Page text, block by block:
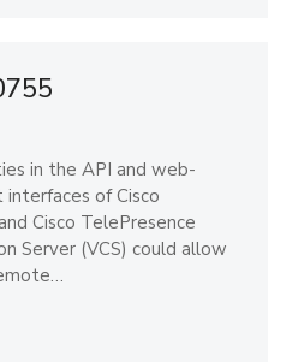
in the API and web-
of Cisco
Cisco TelePresence
Server (VCS) could allow